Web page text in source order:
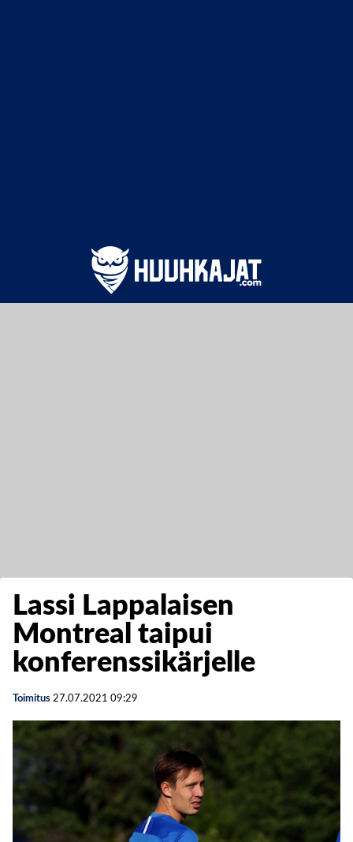
Lassi Lappalaisen
Montreal taipui
konferenssikärjelle
Toimitus 27.07.2021 09:29